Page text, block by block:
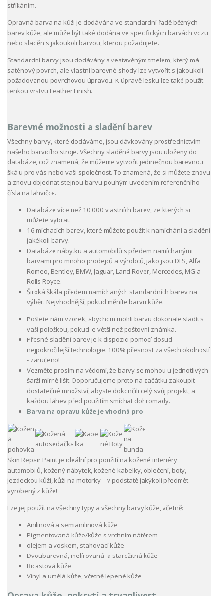
stříkáním.
Opravná barva na kůži je dodávána ve standardní řadě běžných
barev kůže, ale může být také dodána ve specifických barvách vozu
nebo sladěn s jakoukoli barvou, kterou požadujete.
Standardní barvy jsou dodávány s vestavěným tmelem, který má
saténový povrch, ale vlastní barevné shody lze vytvořit s jakoukoli
požadovanou povrchovou úpravou. K úpravě lesku lze také použít
tenkou vrstvu Leather Finish.
Barevné možnosti a sladění barev
Všechny barvy, které dodáváme, jsou dávkovány prostřednictvím
našeho barvicího stroje. Všechny sladěné barvy jsou uloženy do
databáze, což znamená, že můžeme vytvořit jedinečnou barevnou
škálu pro vás nebo vaši společnost. To znamená, že si můžete znovu
a znovu objednat stejnou barvu pouhým uvedením referenčního
čísla na lahvičce.
Databáze více než 10 000 vlastních barev, ze kterých si
můžete vybrat.
16 míchacích barev, které můžete použít k namíchání a sladění
jakékoli barvy.
Databáze nábytku a automobilů s předem namíchanými
barvami pro mnoho prodejců a výrobců, jako jsou DFS, Alfa
Romeo, Bentley, BMW, Jaguar, Land Rover, Mercedes, MG a
Rolls Royce.
Široká škála předem namíchaných standardních barev na
výběr. Nejvhodnější, pokud měníte barvu kůže.
Pošlete nám vzorek, abychom mohli barvu dokonale sladit s
vaší položkou, pokud je větší než poštovní známka.
Přesné sladění barev je k dispozici pomocí dosud
nejpokročilejší technologie. 100% přesnost za všech okolností
- zaručeno!
Vezměte prosím na vědomí, že barvy se mohou u jednotlivých
šarží mírně lišit. Doporučujeme proto na začátku zakoupit
dostatečné množství, abyste dokončili celý svůj projekt, a
každou láhev před použitím smíchat dohromady.
Barva na opravu kůže je vhodná pro
Skin Repair Paint je ideální pro použití na kožené interiéry
automobilů, kožený nábytek, kožené kabelky, oblečení, boty,
jezdeckou kůži, kůži na motorky – v podstatě jakýkoli předmět
vyrobený z kůže!
Lze jej použít na všechny typy a všechny barvy kůže, včetně:
Anilinová a semianilinová kůže
Pigmentovaná kůže/kůže s vrchním nátěrem
olejem a voskem, stahovací kůže
Dvoubarevná, melírovaná a starožitná kůže
Bicastová kůže
Vinyl a umělá kůže, včetně lepené kůže